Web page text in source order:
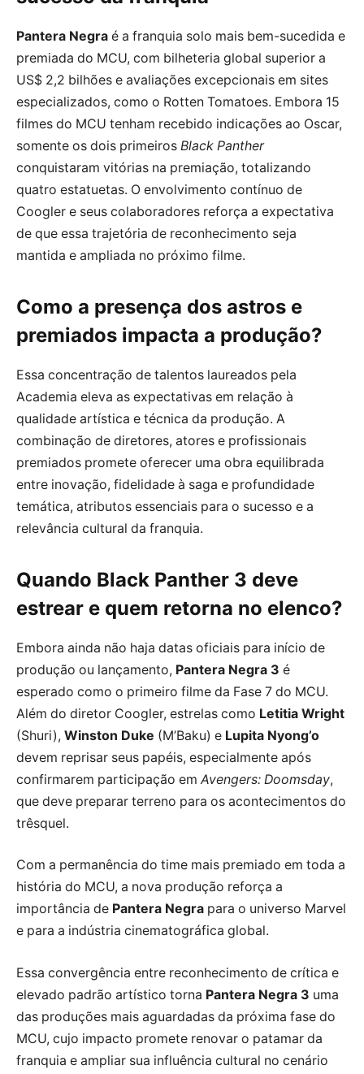
Pantera Negra é a franquia solo mais bem-sucedida e
premiada do MCU, com bilheteria global superior a
US$ 2,2 bilhões e avaliações excepcionais em sites
especializados, como o Rotten Tomatoes. Embora 15
filmes do MCU tenham recebido indicações ao Oscar,
somente os dois primeiros Black Panther
conquistaram vitórias na premiação, totalizando
quatro estatuetas. O envolvimento contínuo de
Coogler e seus colaboradores reforça a expectativa
de que essa trajetória de reconhecimento seja
mantida e ampliada no próximo filme.
Como a presença dos astros e
premiados impacta a produção?
Essa concentração de talentos laureados pela
Academia eleva as expectativas em relação à
qualidade artística e técnica da produção. A
combinação de diretores, atores e profissionais
premiados promete oferecer uma obra equilibrada
entre inovação, fidelidade à saga e profundidade
temática, atributos essenciais para o sucesso e a
relevância cultural da franquia.
Quando Black Panther 3 deve
estrear e quem retorna no elenco?
Embora ainda não haja datas oficiais para início de
produção ou lançamento, Pantera Negra 3 é
esperado como o primeiro filme da Fase 7 do MCU.
Além do diretor Coogler, estrelas como Letitia Wright
(Shuri), Winston Duke (M’Baku) e Lupita Nyong’o
devem reprisar seus papéis, especialmente após
confirmarem participação em Avengers: Doomsday,
que deve preparar terreno para os acontecimentos do
trêsquel.
Com a permanência do time mais premiado em toda a
história do MCU, a nova produção reforça a
importância de Pantera Negra para o universo Marvel
e para a indústria cinematográfica global.
Essa convergência entre reconhecimento de crítica e
elevado padrão artístico torna Pantera Negra 3 uma
das produções mais aguardadas da próxima fase do
MCU, cujo impacto promete renovar o patamar da
franquia e ampliar sua influência cultural no cenário